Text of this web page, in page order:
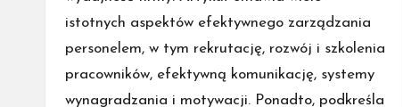
istotnych aspektów efektywnego zarządzania
personelem, w tym rekrutację, rozwój i szkolenia
pracowników, efektywną komunikację, systemy
wynagradzania i motywacji. Ponadto, podkreśla